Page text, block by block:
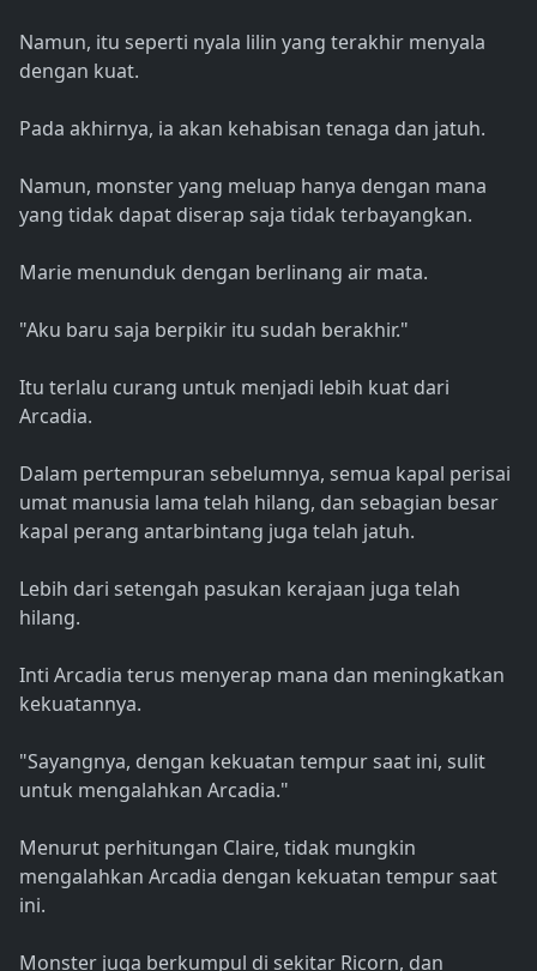
Namun, itu seperti nyala lilin yang terakhir menyala
dengan kuat.
Pada akhirnya, ia akan kehabisan tenaga dan jatuh.
Namun, monster yang meluap hanya dengan mana
yang tidak dapat diserap saja tidak terbayangkan.
Marie menunduk dengan berlinang air mata.
"Aku baru saja berpikir itu sudah berakhir."
Itu terlalu curang untuk menjadi lebih kuat dari
Arcadia.
Dalam pertempuran sebelumnya, semua kapal perisai
umat manusia lama telah hilang, dan sebagian besar
kapal perang antarbintang juga telah jatuh.
Lebih dari setengah pasukan kerajaan juga telah
hilang.
Inti Arcadia terus menyerap mana dan meningkatkan
kekuatannya.
"Sayangnya, dengan kekuatan tempur saat ini, sulit
untuk mengalahkan Arcadia."
Menurut perhitungan Claire, tidak mungkin
mengalahkan Arcadia dengan kekuatan tempur saat
ini.
Monster juga berkumpul di sekitar Ricorn, dan